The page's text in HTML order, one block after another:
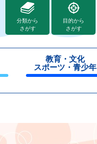
分類から
さがす
目的から
さがす
教育・文化
スポーツ・青少年
じ